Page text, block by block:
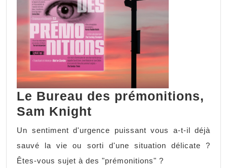
Le Bureau des prémonitions,
Sam Knight
Un sentiment d'urgence puissant vous a-t-il déjà
sauvé la vie ou sorti d'une situation délicate ?
Êtes-vous sujet à des "prémonitions" ?